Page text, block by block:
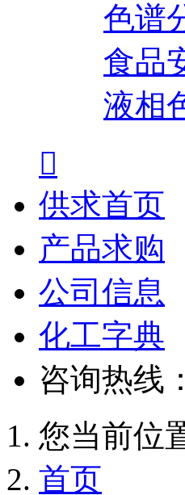
色谱
食品
液相

供求首页
产品求购
公司信息
化工字典
咨询热线：
您当前位
首页